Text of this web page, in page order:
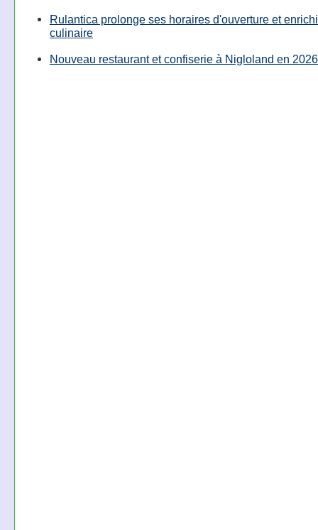
Rulantica prolonge ses horaires d'ouverture et
culinaire
Nouveau restaurant et confiserie à Nigloland en 2026